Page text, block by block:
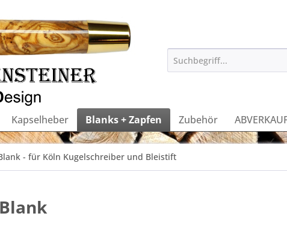
Kapselheber Blanks + Zapfen Zubehör
- für Köln Kugelschreiber und Bleistift